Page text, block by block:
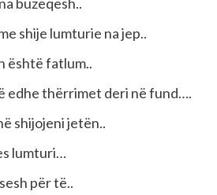
shije lumturie na jep..
është fatlum..
edhe thërrimet deri në fund….
shijojeni jetën..
lumturi…
për të..